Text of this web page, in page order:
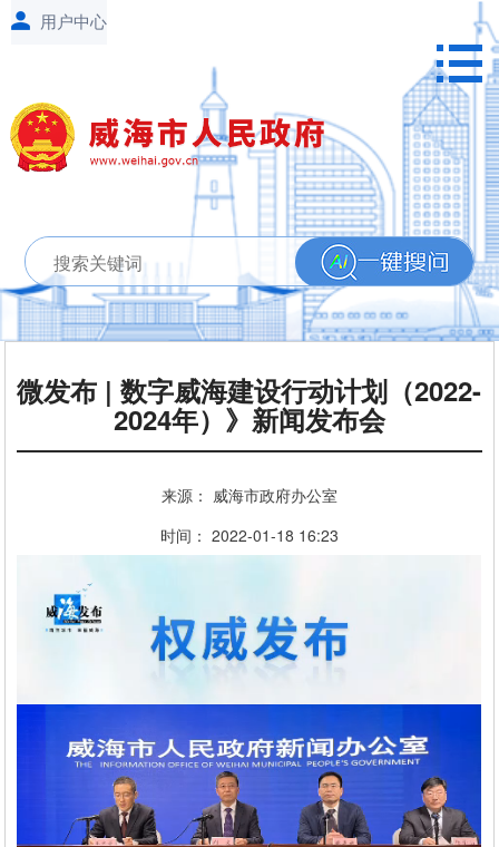
微发布 | 数字威海建设行动计划（2022-
2024年）》新闻发布会
来源： 威海市政府办公室
时间： 2022-01-18 16:23